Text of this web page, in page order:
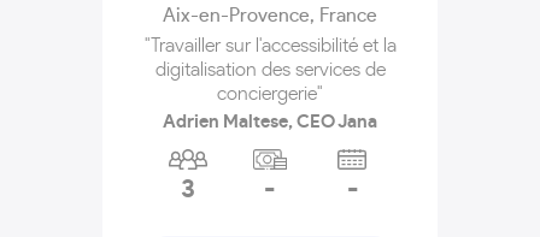
Aix-en-Provence, France
"Travailler sur l'accessibilité et la
digitalisation des services de
conciergerie"
Adrien Maltese, CEO Jana
3 - -